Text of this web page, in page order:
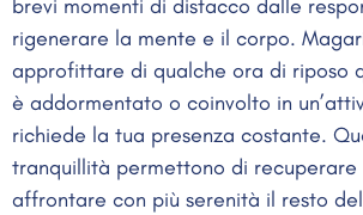
brevi momenti di distacco dalle
rigenerare la mente e il corpo.
approfittare di qualche ora di riposo
è addormentato o coinvolto in
richiede la tua presenza costante.
tranquillità permettono di recuperare
affrontare con più serenità il resto